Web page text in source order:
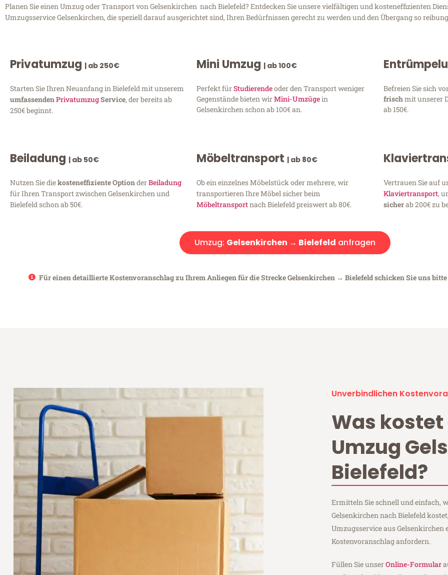
Planen Sie einen Umzug oder Transport von Gelsenkirchen nach Bielefeld? Entdecken Sie unsere vielfältigen und kosteneffizienten
Umzugsservice Gelsenkirchen, die speziell darauf ausgerichtet sind, Ihren Bedürfnissen gerecht zu werden und den Übergang so
Privatumzug | ab 250€
Starten Sie Ihren Neuanfang in Bielefeld mit unserem
umfassendenPrivatumzugService, der bereits ab
250€ beginnt.
Mini Umzug | ab 100€
Perfekt fürStudierendeoder den Transport weniger
Gegenstände bieten wirMini-Umzügein
Gelsenkirchen schon ab 100€ an.
Befreien Sie sich
frischmit unserer
ab 150€.
Beiladung | ab 50€
Nutzen Sie diekosteneffiziente OptionderBeiladung
für Ihren Transport zwischen Gelsenkirchen und
Bielefeld schon ab 50€.
Möbeltransport | ab 80€
Ob ein einzelnes Möbelstück oder mehrere, wir
transportieren Ihre Möbel sicher beim
Möbeltransportnach Bielefeld preiswert ab 80€.
Vertrauen Sie auf
Klaviertransport,
sicherab 200€ zu
Umzug: Gelsenkirchen → Bielefeld anfragen
Für einen detaillierte Kostenvoranschlag zu Ihrem Anliegen für die Strecke Gelsenkirchen → Bielefeld schicken Sie uns
Unverbindlichen
Was kostet
Umzug
Bielefeld?
Ermitteln Sie schnell und einfach,
Gelsenkirchen nach Bielefeld
Umzugsservice aus Gelsenkirchen
Kostenvoranschlag anfordern.
Füllen Sie unserOnline-Formular